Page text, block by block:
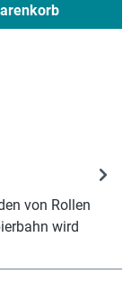
von Rollen
wird